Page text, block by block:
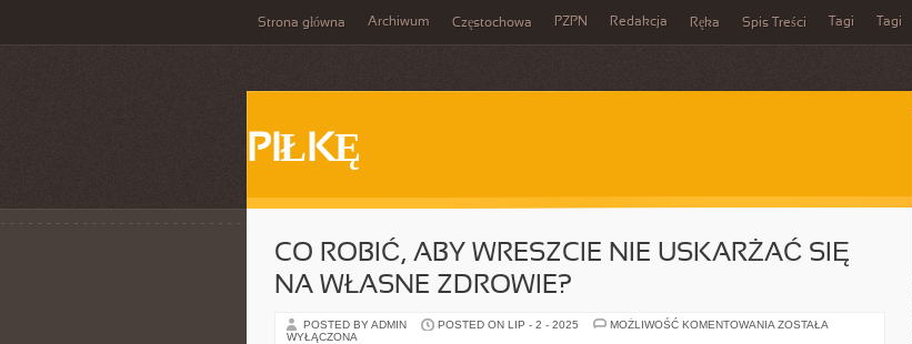
Strona główna Archiwum Częstochowa PZPN Redakcja Ręka Spis Treści Tagi Tagi
PIŁKĘ
CO ROBIĆ, ABY WRESZCIE NIE USKARŻAĆ SIĘ
NA WŁASNE ZDROWIE?
POSTED BY ADMIN POSTED ON LIP - 2 - 2025 MOŻLIWOŚĆ KOMENTOWANIA CO
ZOSTAŁA
WYŁĄCZONA